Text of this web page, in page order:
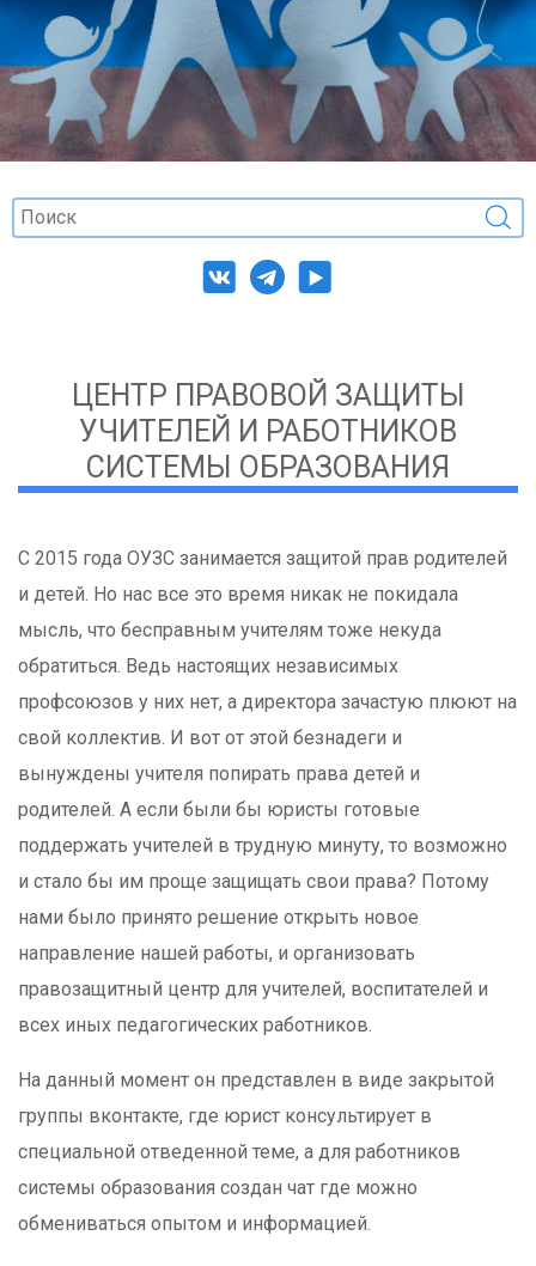
ЦЕНТР ПРАВОВОЙ ЗАЩИТЫ
УЧИТЕЛЕЙ И РАБОТНИКОВ
СИСТЕМЫ ОБРАЗОВАНИЯ
С 2015 года ОУЗС занимается защитой прав родителей
и детей. Но нас все это время никак не покидала
мысль, что бесправным учителям тоже некуда
обратиться. Ведь настоящих независимых
профсоюзов у них нет, а директора зачастую плюют на
свой коллектив. И вот от этой безнадеги и
вынуждены учителя попирать права детей и
родителей. А если были бы юристы готовые
поддержать учителей в трудную минуту, то возможно
и стало бы им проще защищать свои права? Потому
нами было принято решение открыть новое
направление нашей работы, и организовать
правозащитный центр для учителей, воспитателей и
всех иных педагогических работников.
На данный момент он представлен в виде закрытой
группы вконтакте, где юрист консультирует в
специальной отведенной теме, а для работников
системы образования создан чат где можно
обмениваться опытом и информацией.